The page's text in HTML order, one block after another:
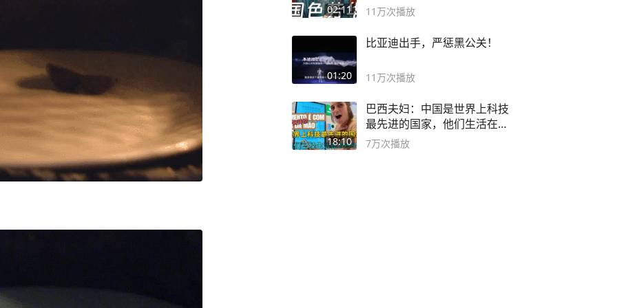
02:11 奸？
11万次播放
01:20
比亚迪出手，严惩黑公关！
11万次播放
18:10
巴西夫妇：中国是世界上科技
最先进的国家，他们生活在
2999年
7万次播放